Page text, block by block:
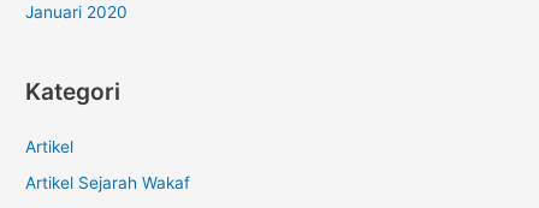
Januari 2020
Kategori
Artikel
Artikel Sejarah Wakaf